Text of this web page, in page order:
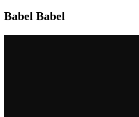
Babel Babel